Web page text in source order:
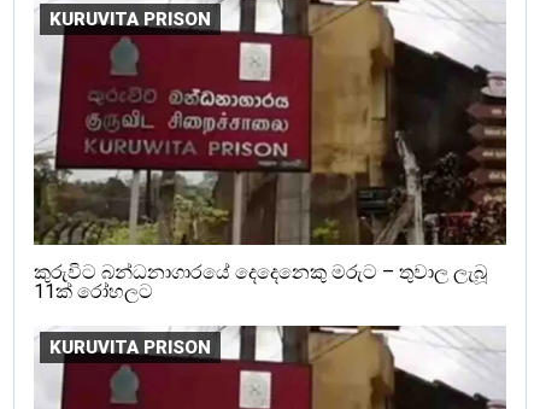
KURUVITA PRISON
කුරුවිට බන්ධනාගාරයේ දෙදෙනෙකු මරුට – තුවාල ලැබූ
11ක් රෝහලට
KURUVITA PRISON